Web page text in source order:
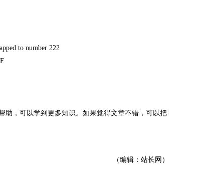
to number 222
助，可以学到更多知识。如果觉得文章不错，可以把
（编辑：站长网）